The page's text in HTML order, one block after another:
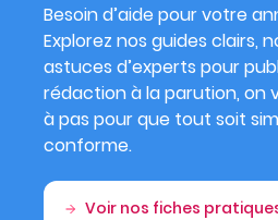
Besoin d’aide pour votre
Explorez nos guides clairs,
astuces d’experts pour
rédaction à la parution, on
à pas pour que tout soit
conforme.
Voir nos fiches